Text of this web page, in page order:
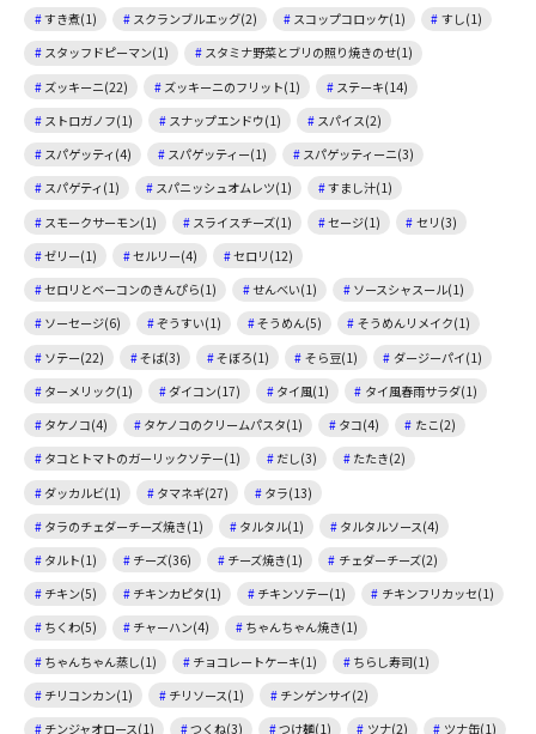
すき煮(1)
スクランブルエッグ(2) スコップコロッケ(1)
すし(1)
スタッフドピーマン(1)
スタミナ野菜とブリの照り焼きのせ(1)
ズッキーニ(22)
ズッキーニのフリット(1)
ステーキ(14)
ストロガノフ(1)
スナップエンドウ(1)
スパイス(2)
スパゲッティ(4)
スパゲッティー(1)
スパゲッティーニ(3)
スパゲティ(1)
スパニッシュオムレツ(1)
すまし汁(1)
スモークサーモン(1)
スライスチーズ(1) セージ(1)
セリ(3)
ゼリー(1)
セルリー(4)
セロリ(12)
セロリとベーコンのきんぴら(1)
せんべい(1)
ソースシャスール(1)
ソーセージ(6)
ぞうすい(1) そうめん(5)
そうめんリメイク(1)
ソテー(22)
そば(3) そぼろ(1) そら豆(1)
ダージーパイ(1)
ターメリック(1)
ダイコン(17) タイ風(1)
タイ風春雨サラダ(1)
タケノコ(4)
タケノコのクリームパスタ(1) タコ(4)
たこ(2)
タコとトマトのガーリックソテー(1)
だし(3)
たたき(2)
ダッカルビ(1)
タマネギ(27)
タラ(13)
タラのチェダーチーズ焼き(1)
タルタル(1)
タルタルソース(4)
タルト(1)
チーズ(36) チーズ焼き(1)
チェダーチーズ(2)
チキン(5)
チキンカピタ(1) チキンソテー(1)
チキンフリカッセ(1)
ちくわ(5)
チャーハン(4)
ちゃんちゃん焼き(1)
ちゃんちゃん蒸し(1)
チョコレートケーキ(1)
ちらし寿司(1)
チリコンカン(1)
チリソース(1)
チンゲンサイ(2)
チンジャオロース(1)
つくね(3) つけ麺(1) ツナ(2) ツナ缶(1)